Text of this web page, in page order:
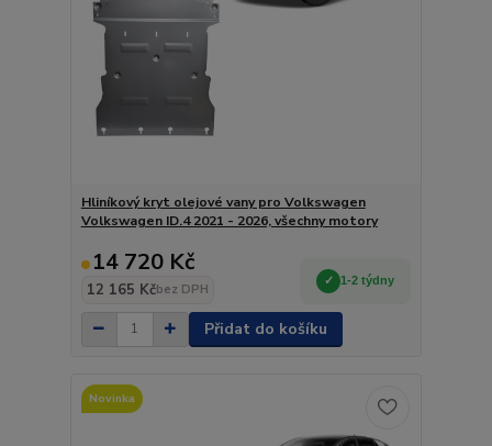
Hliníkový kryt olejové vany pro Volkswagen
Volkswagen ID.4 2021 - 2026, všechny motory
14 720 Kč
12 165 Kčbez DPH
1-2 týdny
Přidat do košíku
Novinka